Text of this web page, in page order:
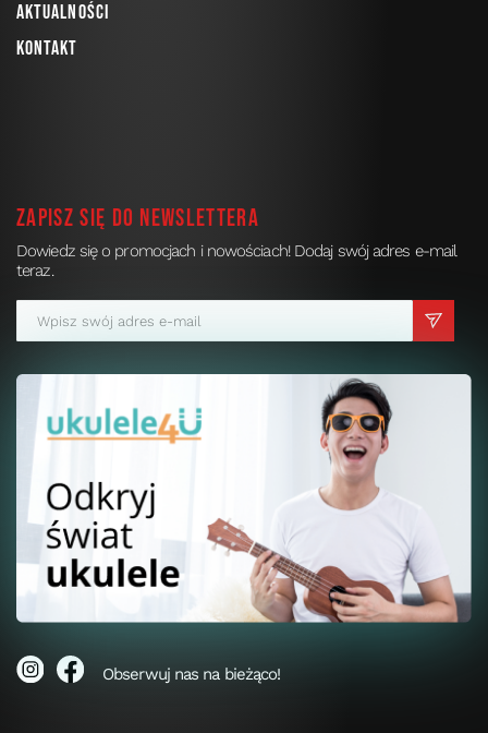
Aktualności
Kontakt
Zapisz się do newslettera
Dowiedz się o promocjach i nowościach! Dodaj swój adres e-mail
teraz.
Obserwuj nas na bieżąco!